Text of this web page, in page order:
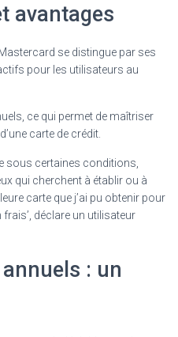
avantages
se distingue par ses
pour les utilisateurs au
ce qui permet de maîtriser
carte de crédit.
sous certaines conditions,
qui cherchent à établir ou à
carte que j’ai pu obtenir pour
déclare un utilisateur
: un